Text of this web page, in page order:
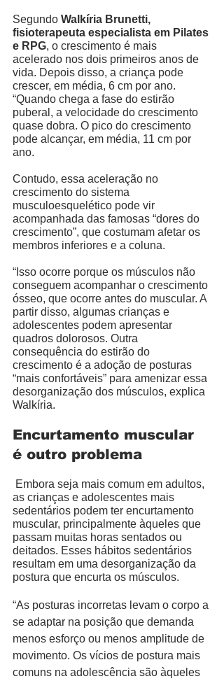
Segundo Walkíria Brunetti,
fisioterapeuta especialista em Pilates
e RPG, o crescimento é mais
acelerado nos dois primeiros anos de
vida. Depois disso, a criança pode
crescer, em média, 6 cm por ano.
“Quando chega a fase do estirão
puberal, a velocidade do crescimento
quase dobra. O pico do crescimento
pode alcançar, em média, 11 cm por
ano.
Contudo, essa aceleração no
crescimento do sistema
musculoesquelético pode vir
acompanhada das famosas “dores do
crescimento”, que costumam afetar os
membros inferiores e a coluna.
“Isso ocorre porque os músculos não
conseguem acompanhar o crescimento
ósseo, que ocorre antes do muscular. A
partir disso, algumas crianças e
adolescentes podem apresentar
quadros dolorosos. Outra
consequência do estirão do
crescimento é a adoção de posturas
“mais confortáveis” para amenizar essa
desorganização dos músculos, explica
Walkíria.
Encurtamento muscular
é outro problema
as crianças e adolescentes mais
sedentários podem ter encurtamento
muscular, principalmente àqueles que
passam muitas horas sentados ou
deitados. Esses hábitos sedentários
resultam em uma desorganização da
postura que encurta os músculos.
“As posturas incorretas levam o corpo a
se adaptar na posição que demanda
menos esforço ou menos amplitude de
movimento. Os vícios de postura mais
comuns na adolescência são àqueles